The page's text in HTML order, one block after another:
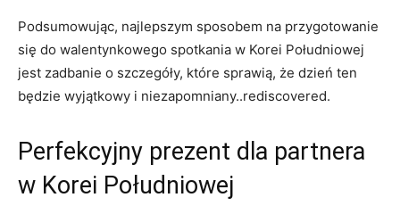
Podsumowując, najlepszym sposobem na przygotowanie
‍się do walentynkowego spotkania w Korei⁣ Południowej‍
jest zadbanie ⁣o szczegóły, które sprawią,⁣ że dzień‍ ten
⁣będzie wyjątkowy i niezapomniany..rediscovered.
Perfekcyjny prezent ⁤dla partnera
w Korei Południowej